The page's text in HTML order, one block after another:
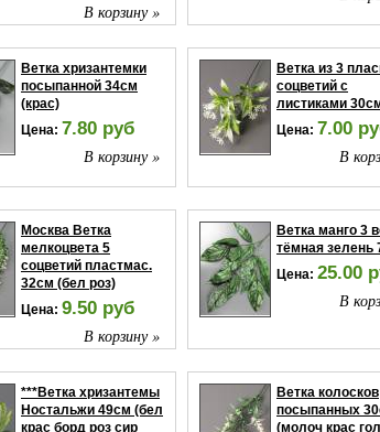
В корзину »
Ветка хризантемки
посыпанной 34см
(крас)
Цена: 7.80 руб
В корзину »
Ветка из 3
соцветий с
листиками
Цена: 7.00
В
Москва Ветка
мелкоцвета 5
соцветий пластмас.
32см (бел роз)
Цена: 9.50 руб
В корзину »
Ветка манго 3
тёмная зелень
Цена: 25.00
В
***Ветка хризантемы
Ностальжи 49см (бел
крас борд роз сир
Ветка колосков
посыпанных
(молоч крас